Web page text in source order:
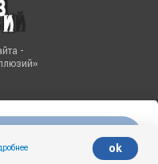
ok
-
Tilda